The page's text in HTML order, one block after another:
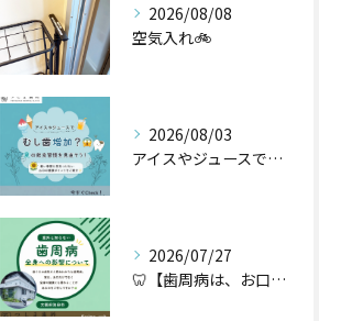
2026/08/08
空気入れ🚲
2026/08/03
アイスやジュースでむし歯増加？🦷
2026/07/27
🦷【歯周病は、お口だけの病気ではないかもしれません】🌿